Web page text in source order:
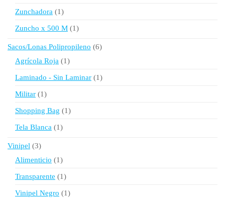
Zunchadora 11
Zuncho x 500 M 11
Sacos/Lonas Polipropileno
66
Agrícola Roja 11
Laminado - Sin Laminar 11
Militar 11
Shopping Bag 11
Tela Blanca 11
Vinipel 33
productos
Alimenticio 11
Transparente 11
Vinipel Negro 11